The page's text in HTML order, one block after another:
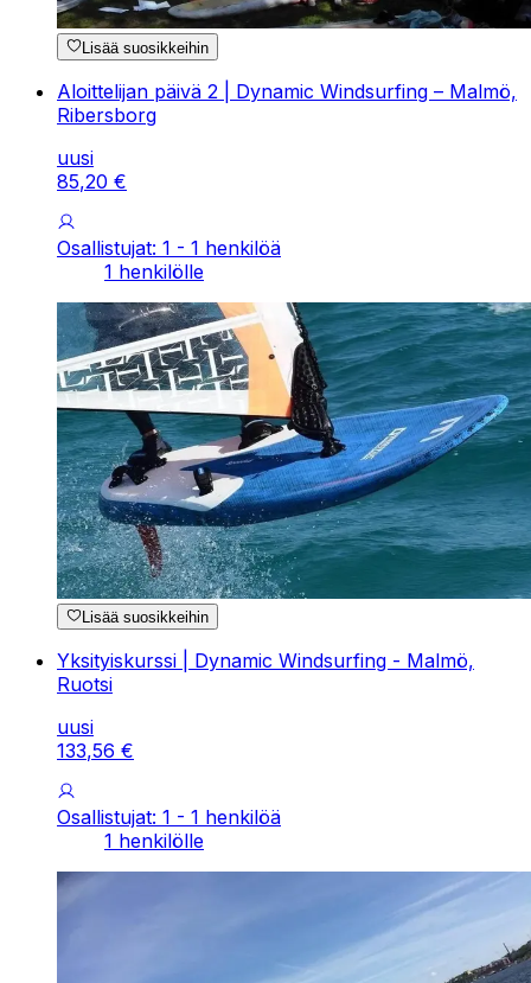
Lisää suosikkeihin
Aloittelijan päivä 2 | Dynamic Windsurfing – Malmö,
Ribersborg
uusi
85,20 €
Osallistujat: 1 - 1 henkilöä
1 henkilölle
Lisää suosikkeihin
Yksityiskurssi | Dynamic Windsurfing - Malmö,
Ruotsi
uusi
133,56 €
Osallistujat: 1 - 1 henkilöä
1 henkilölle